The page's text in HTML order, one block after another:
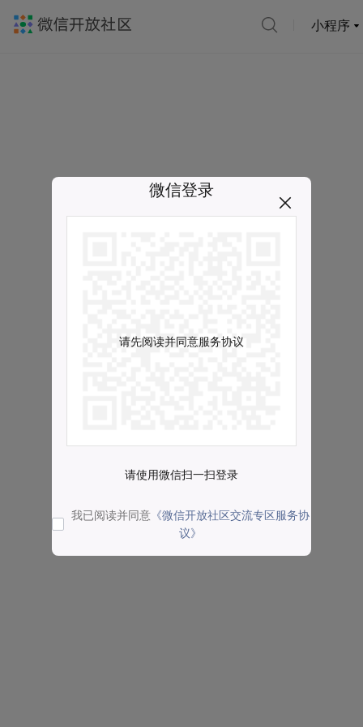
小程序
微信登录
请先阅读并同意服务协议
请使用微信扫一扫登录
我已阅读并同意 《微信开放社区交流专区服务协
议》